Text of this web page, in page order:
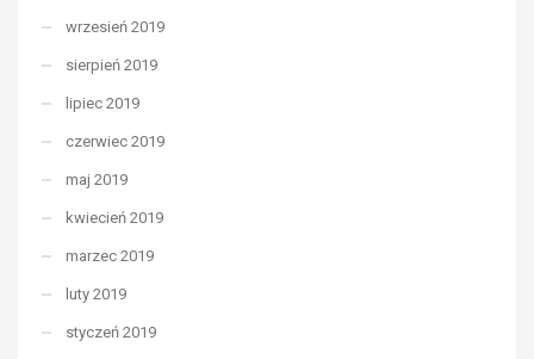
wrzesień 2019
sierpień 2019
lipiec 2019
czerwiec 2019
maj 2019
kwiecień 2019
marzec 2019
luty 2019
styczeń 2019